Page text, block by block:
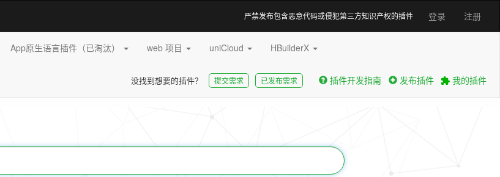
登录 注册
严禁发布包含恶意代码或侵犯第三方知识产权的插件
App原生语言插件（已淘汰） web 项目 uniCloud HBuilderX
没找到想要的插件？ 提交需求 已发布需求 插件开发指南 发布插件 我的插件